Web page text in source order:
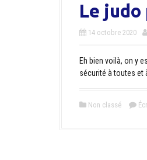
Le judo
14 octobre 2020
Eh bien voilà, on y
sécurité à toutes et
Non classé